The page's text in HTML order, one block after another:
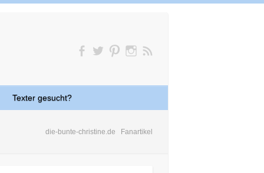
Texter gesucht?
die-bunte-christine.de Fanartikel